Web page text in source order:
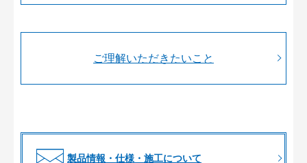
ご理解いただきたいこと
製品情報・仕様・施工について